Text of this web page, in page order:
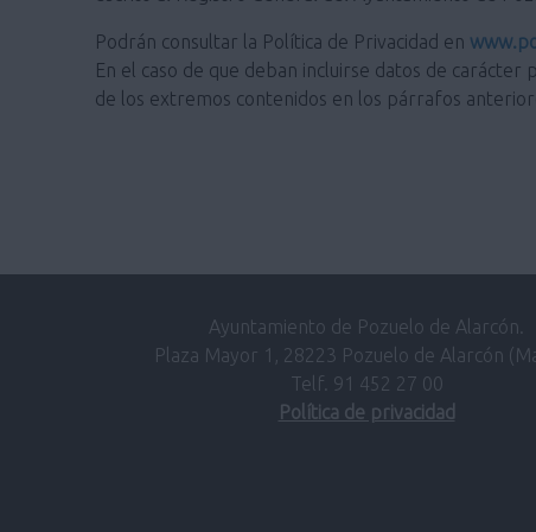
Podrán consultar la Política de Privacidad en
En el caso de que deban incluirse datos de
de los extremos contenidos en los párrafos
Ayuntamiento de Pozuelo de Alarcón.
Plaza Mayor 1, 28223 Pozuelo de Alarcón
Telf. 91 452 27 00
Política de privacidad